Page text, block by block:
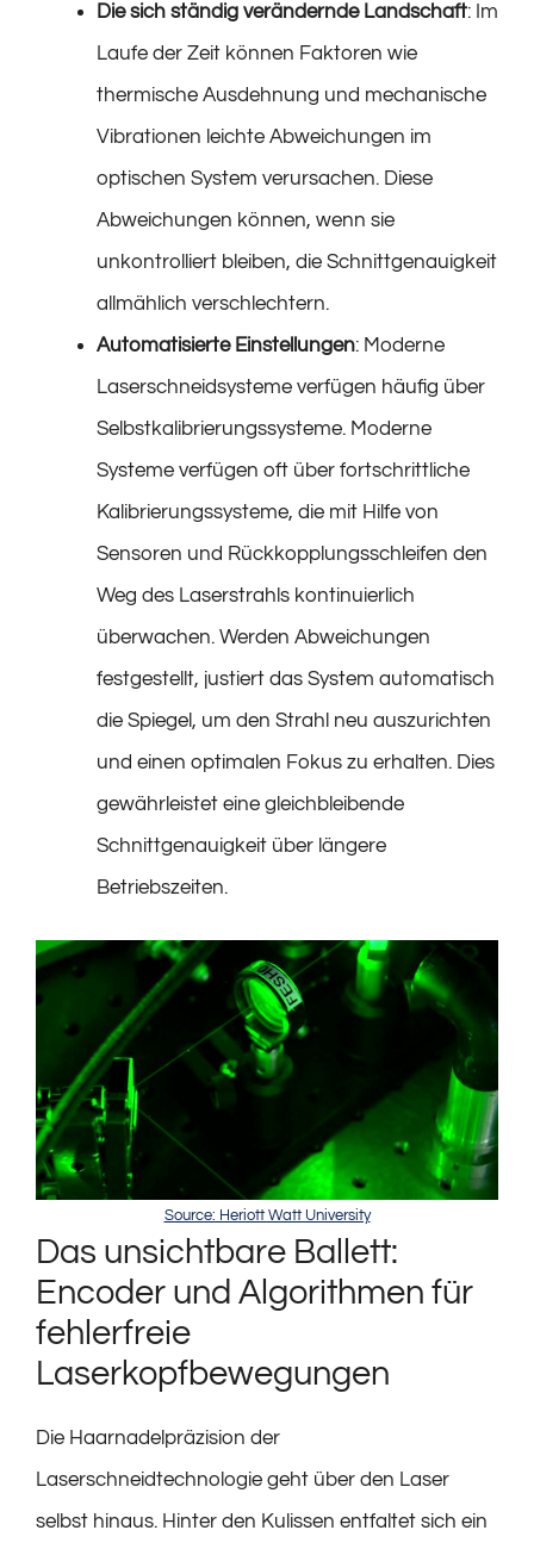
Die sich ständig verändernde Landschaft: Im
Laufe der Zeit können Faktoren wie
thermische Ausdehnung und mechanische
Vibrationen leichte Abweichungen im
optischen System verursachen. Diese
Abweichungen können, wenn sie
unkontrolliert bleiben, die Schnittgenauigkeit
allmählich verschlechtern.
Automatisierte Einstellungen: Moderne
Laserschneidsysteme verfügen häufig über
Selbstkalibrierungssysteme. Moderne
Systeme verfügen oft über fortschrittliche
Kalibrierungssysteme, die mit Hilfe von
Sensoren und Rückkopplungsschleifen den
Weg des Laserstrahls kontinuierlich
überwachen. Werden Abweichungen
festgestellt, justiert das System automatisch
die Spiegel, um den Strahl neu auszurichten
und einen optimalen Fokus zu erhalten. Dies
gewährleistet eine gleichbleibende
Schnittgenauigkeit über längere
Betriebszeiten.
Source: Heriott Watt University
Das unsichtbare Ballett:
Encoder und Algorithmen für
fehlerfreie
Laserkopfbewegungen
Die Haarnadelpräzision der
Laserschneidtechnologie geht über den Laser
selbst hinaus. Hinter den Kulissen entfaltet sich ein